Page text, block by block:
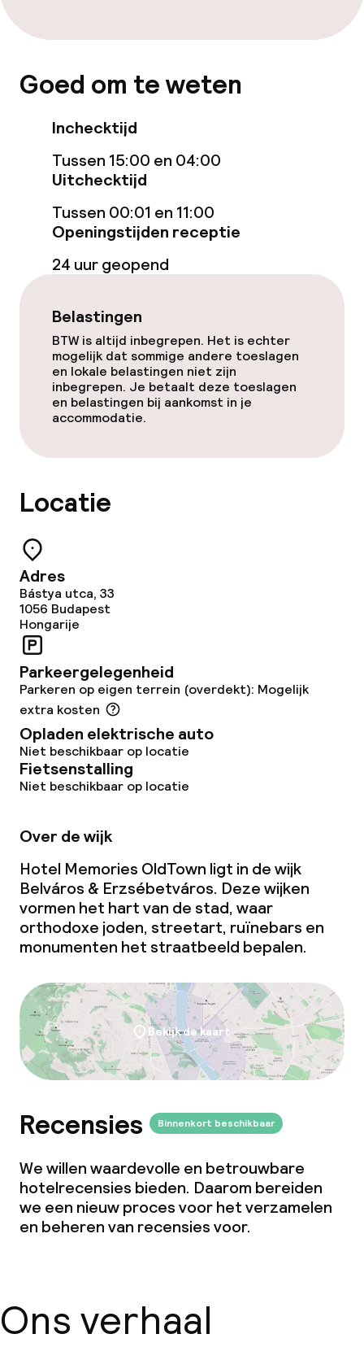
Fitnessruimte / gym
Betaalde wifi
Eet- en drinkgelegenheden
Restaurant
Bar
Eet- en drinkdiensten
Ontbijtbuffet
Roomservice
Dieetopties
Glutenvrije opties
Vegetarische opties
Faciliteiten en diensten voor kinderen
Speeltuin
Wasfaciliteiten (wasmachine)
Wasservice
Zakelijke faciliteiten
Vergaderruimte
Beleid
Overal rookvrij
Vrijgezellenfeesten of andere feesten
niet toegestaan
Goed om te weten
Inchecktijd
Tussen 15:00 en 04:00
Uitchecktijd
Tussen 00:01 en 11:00
Openingstijden receptie
24 uur geopend
Belastingen
BTW is altijd inbegrepen. Het is echter
mogelijk dat sommige andere toeslagen
en lokale belastingen niet zijn
inbegrepen. Je betaalt deze toeslagen
en belastingen bij aankomst in je
accommodatie.
Locatie
Adres
Bástya utca, 33
1056 Budapest
Hongarije
Parkeergelegenheid
Parkeren op eigen terrein (overdekt): Mogelijk
extra kosten
Opladen elektrische auto
Niet beschikbaar op locatie
Fietsenstalling
Niet beschikbaar op locatie
Over de wijk
Hotel Memories OldTown ligt in de wijk
Belváros & Erzsébetváros. Deze wijken
vormen het hart van de stad, waar
orthodoxe joden, streetart, ruïnebars en
monumenten het straatbeeld bepalen.
Bekijk de kaart
Recensies Binnenkort beschikbaar
We willen waardevolle en betrouwbare
hotelrecensies bieden. Daarom bereiden
we een nieuw proces voor het verzamelen
en beheren van recensies voor.
Ons verhaal